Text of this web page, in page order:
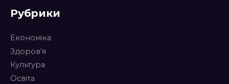
Рубрики
Економіка
Здоров’я
Культура
Освіта